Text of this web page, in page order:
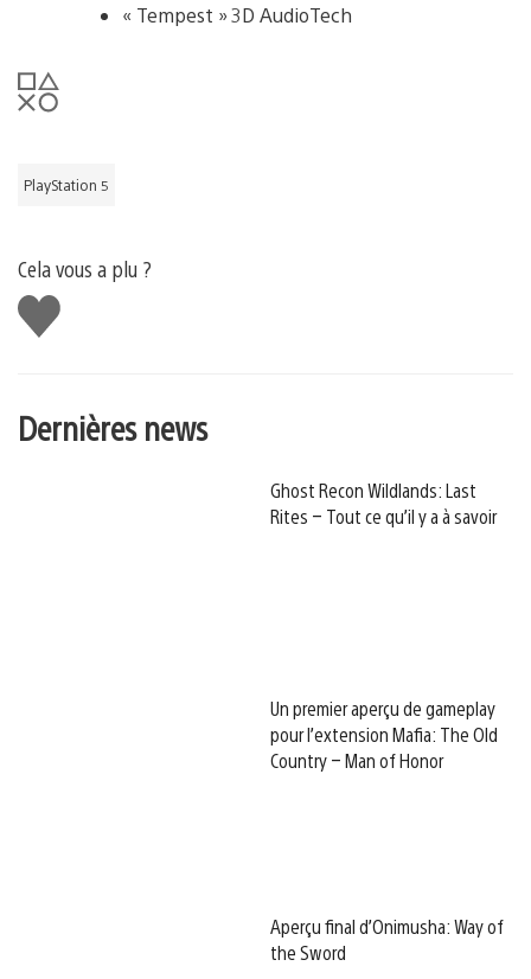
« Tempest » 3D AudioTech
PlayStation 5
Cela vous a plu ?
J'aime
Dernières news
Ghost Recon Wildlands: Last
Rites – Tout ce qu’il y a à savoir
Un premier aperçu de gameplay
pour l’extension Mafia: The Old
Country – Man of Honor
Aperçu final d’Onimusha: Way of
the Sword